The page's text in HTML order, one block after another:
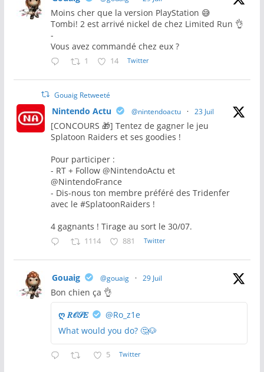
Moins cher que la version PlayStation 😅
Tombi! 2 est arrivé nickel de chez Limited Run 👌
-
Vous avez commandé chez eux ?
1 14 Twitter
Gouaig Retweeté
Nintendo Actu @nintendoactu · 23 Juil
[CONCOURS 🎁] Tentez de gagner le jeu
Splatoon Raiders et ses goodies !
Pour participer :
- RT + Follow @NintendoActu et
@NintendoFrance
- Dis-nous ton membre préféré des Tridenfer
avec le #SplatoonRaiders !
4 gagnants ! Tirage au sort le 30/07.
1114 881 Twitter
Gouaig @gouaig · 29 Juil
Bon chien ça 👌
ღ 𝑅𝒪𝒮𝐸
@Ro_z1e
What would you do? 🤔🐶
5 Twitter